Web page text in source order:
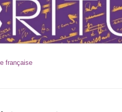
française